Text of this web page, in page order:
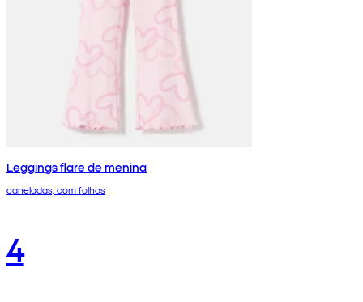
Leggings flare de menina
caneladas, com folhos
4